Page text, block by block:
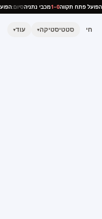
חיהפועל פתח תקווה0–1 מכבי נתניהסיום:
חי סטטיסטיקה▾ עוד▾